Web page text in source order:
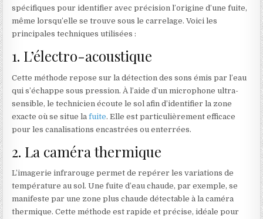
spécifiques pour identifier avec précision l’origine d’une fuite,
même lorsqu’elle se trouve sous le carrelage. Voici les
principales techniques utilisées :
1. L’électro-acoustique
Cette méthode repose sur la détection des sons émis par l’eau
qui s’échappe sous pression. À l’aide d’un microphone ultra-
sensible, le technicien écoute le sol afin d’identifier la zone
exacte où se situe lafuite. Elle est particulièrement efficace
pour les canalisations encastrées ou enterrées.
2. La caméra thermique
L’imagerie infrarouge permet de repérer les variations de
température au sol. Une fuite d’eau chaude, par exemple, se
manifeste par une zone plus chaude détectable à la caméra
thermique. Cette méthode est rapide et précise, idéale pour